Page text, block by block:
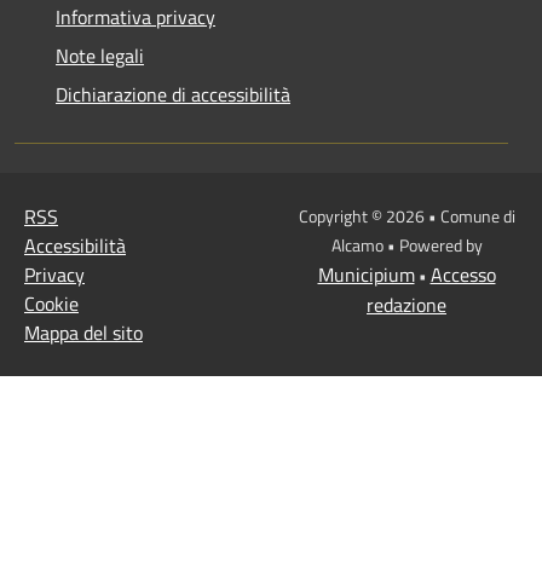
Informativa privacy
Note legali
Dichiarazione di accessibilità
RSS
Accessibilità
Privacy
Cookie
Mappa del sito
Copyright © 2026 • Comune di
Alcamo • Powered by
Municipium• Accesso
redazione